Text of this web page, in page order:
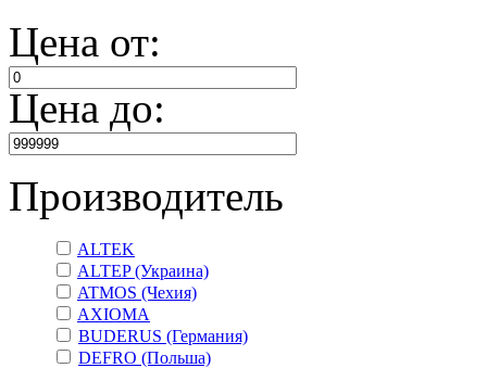
Цена от:
Цена до:
Производитель
ALTEK
ALTEP (Украина)
ATMOS (Чехия)
AXIOMA
BUDERUS (Германия)
DEFRO (Польша)